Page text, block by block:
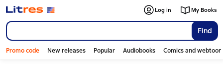
Find
Log in My Books
Promo code New releases Popular Audiobooks Comics and
Слайдер с книгами
Слайдер с книгами